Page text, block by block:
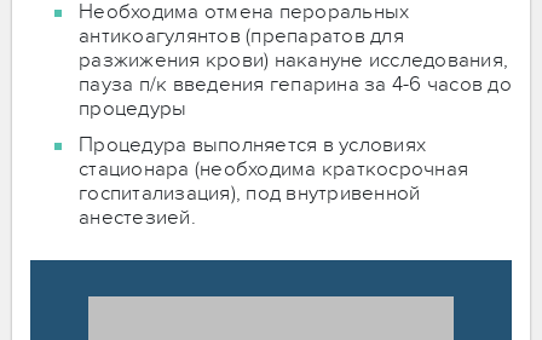
Необходима отмена пероральных
антикоагулянтов (препаратов для
разжижения крови) накануне исследования,
пауза п/к введения гепарина за 4-6 часов до
процедуры
Процедура выполняется в условиях
стационара (необходима краткосрочная
госпитализация), под внутривенной
анестезией.